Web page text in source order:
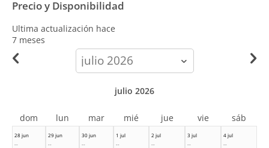
Precio y Disponibilidad
Ultima actualización hace
7 meses
calendar-
month
28 jun
--
29 jun
--
30 jun
--
1 jul
--
2 jul
--
3 jul
--
4 jul
--
julio 2026
dom lun mar mié jue vie sáb